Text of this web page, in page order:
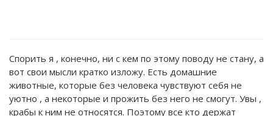
Спорить я , конечно, ни с кем по этому поводу не стану, а
вот свои мысли кратко изложу. Есть домашние
животные, которые без человека чувствуют себя не
уютно , а некоторые и прожить без него не смогут. Увы ,
крабы к ним не относятся. Поэтому все кто держат